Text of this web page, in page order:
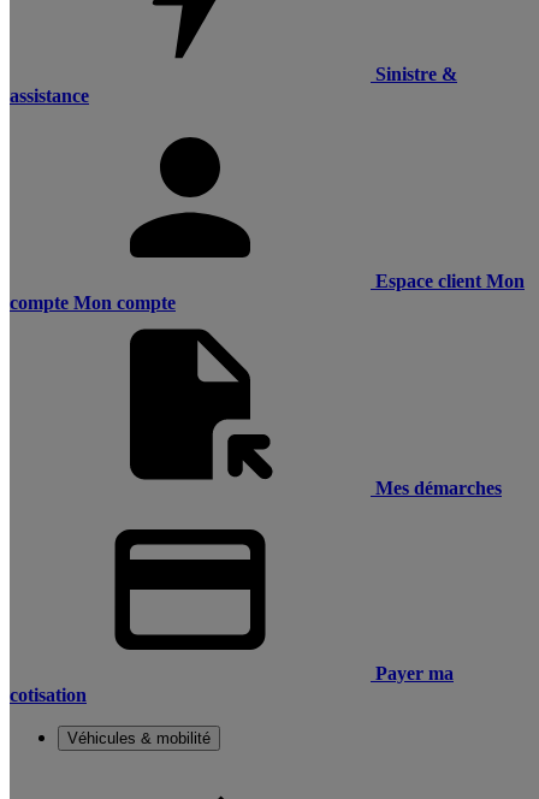
Sinistre &
assistance
Espace client Mon
compte Mon compte
Mes démarches
Payer ma
cotisation
Véhicules & mobilité